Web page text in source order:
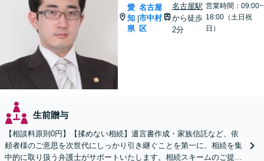
愛
知
県
|
名古屋
市中村
区
名古屋駅
から徒歩
2分
営業時間：09:00~
18:00（土日祝
日）
生前贈与
【相談料原則0円】【揉めない相続】遺言書作成・家族信託など、依
頼者様のご意思を次世代にしっかり引き継ぐことを第一に、相続を集
中的に取り扱う弁護士がサポートいたします。相続スキームのご提案